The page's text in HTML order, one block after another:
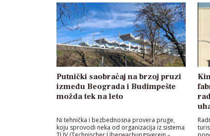
Putnički saobraćaj na brzoj pruzi
između Beograda i Budimpešte
možda tek na leto
Ni tehnička i bezbednosna provera pruge,
koju sprovodi neka od organizacija iz sistema